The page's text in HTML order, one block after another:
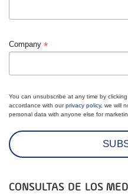
Company *
You can unsubscribe at any time by
accordance with ourprivacy policy, we will
personal data with anyone else for
CONSULTAS DE LOS